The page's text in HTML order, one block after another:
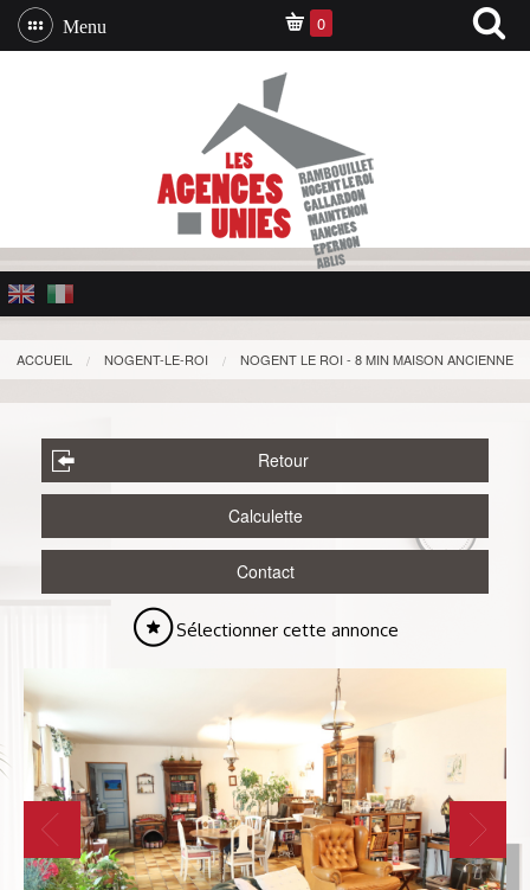
Menu 0
ACCUEIL NOGENT-LE-ROI NOGENT LE ROI - 8 MIN MAISON ANCIENNE
Retour
Calculette
Contact
Sélectionner cette annonce